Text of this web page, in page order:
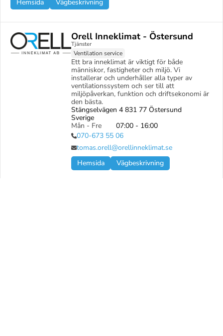
Hemsida
Vägbeskrivning
Orell Inneklimat - Östersund
Tjänster
Ventilation service
Ett bra inneklimat är viktigt för både
människor, fastigheter och miljö. Vi
installerar och underhåller alla typer av
ventilationssystem och ser till att
miljöpåverkan, funktion och driftsekonomi är
den bästa.
Stängselvägen 4 831 77 Östersund
Sverige
Mån - Fre
07:00 - 16:00
070-673 55 06
tomas.orell@orellinneklimat.se
Hemsida
Vägbeskrivning